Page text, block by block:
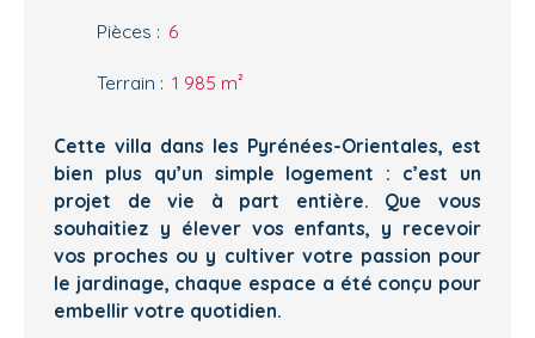
Pièces : 6
Terrain : 1 985 m²
Cette villa dans les Pyrénées-Orientales, est
bien plus qu’un simple logement : c’est un
projet de vie à part entière. Que vous
souhaitiez y élever vos enfants, y recevoir
vos proches ou y cultiver votre passion pour
le jardinage, chaque espace a été conçu pour
embellir votre quotidien.